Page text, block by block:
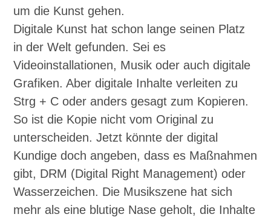
um die Kunst gehen.
Digitale Kunst hat schon lange seinen Platz
in der Welt gefunden. Sei es
Videoinstallationen, Musik oder auch digitale
Grafiken. Aber digitale Inhalte verleiten zu
Strg + C oder anders gesagt zum Kopieren.
So ist die Kopie nicht vom Original zu
unterscheiden. Jetzt könnte der digital
Kundige doch angeben, dass es Maßnahmen
gibt, DRM (Digital Right Management) oder
Wasserzeichen. Die Musikszene hat sich
mehr als eine blutige Nase geholt, die Inhalte